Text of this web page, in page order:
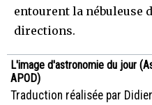
entourent la nébuleuse
directions.
L'image d'astronomie du jour
APOD)
Traduction réalisée par